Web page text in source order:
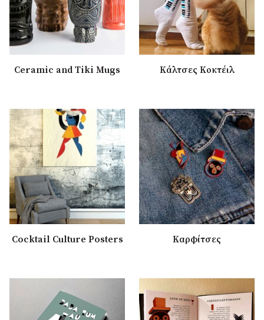
Ceramic and Tiki Mugs Κάλτσες Κοκτέιλ
Cocktail Culture Posters Καρφίτσες